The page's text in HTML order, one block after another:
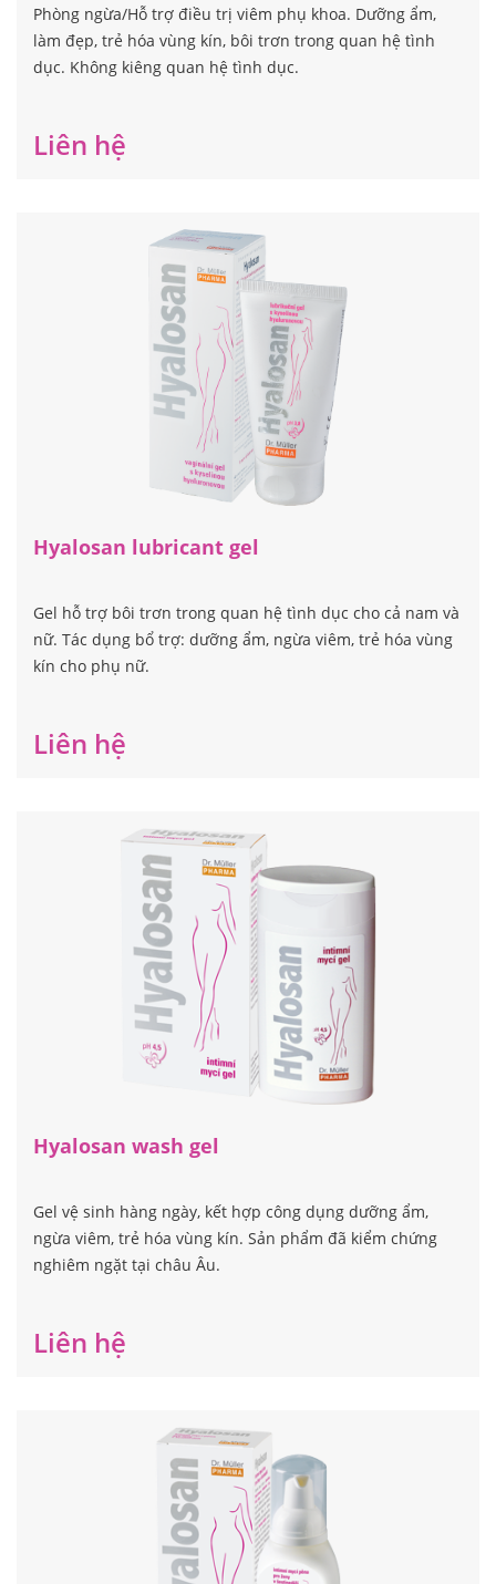
Phòng ngừa/Hỗ trợ điều trị viêm phụ khoa. Dưỡng ẩm,
làm đẹp, trẻ hóa vùng kín, bôi trơn trong quan hệ tình
dục. Không kiêng quan hệ tình dục.
Liên hệ
Hyalosan lubricant gel
Gel hỗ trợ bôi trơn trong quan hệ tình dục cho cả nam và
nữ. Tác dụng bổ trợ: dưỡng ẩm, ngừa viêm, trẻ hóa vùng
kín cho phụ nữ.
Liên hệ
Hyalosan wash gel
Gel vệ sinh hàng ngày, kết hợp công dụng dưỡng ẩm,
ngừa viêm, trẻ hóa vùng kín. Sản phẩm đã kiểm chứng
nghiêm ngặt tại châu Âu.
Liên hệ